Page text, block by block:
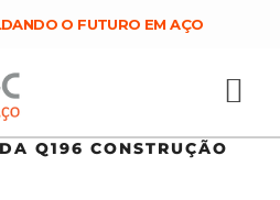
O FUTURO EM AÇO
Q196 CONSTRUÇÃO